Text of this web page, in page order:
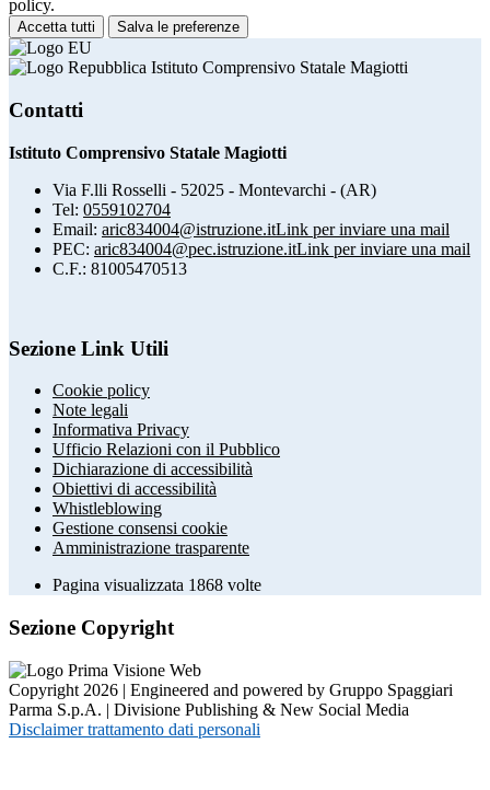
policy.
Accetta tutti Salva le preferenze
Istituto Comprensivo Statale Magiotti
Contatti
Istituto Comprensivo Statale Magiotti
Via F.lli Rosselli - 52025 - Montevarchi - (AR)
Tel: 0559102704
Email: aric834004@istruzione.itLink per inviare una mail
PEC: aric834004@pec.istruzione.itLink per inviare una mail
C.F.: 81005470513
Sezione Link Utili
Cookie policy
Note legali
Informativa Privacy
Ufficio Relazioni con il Pubblico
Dichiarazione di accessibilità
Obiettivi di accessibilità
Whistleblowing
Gestione consensi cookie
Amministrazione trasparente
Pagina visualizzata 1868 volte
Sezione Copyright
Copyright 2026 | Engineered and powered by Gruppo Spaggiari
Parma S.p.A. | Divisione Publishing & New Social Media
Disclaimer trattamento dati personali